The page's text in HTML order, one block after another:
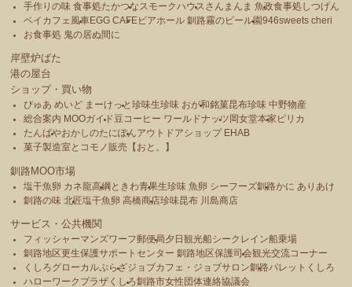
ントセール】------------------------------<<本格炭火焼「MOO岸壁炉ば
た」今シーズンの営業のご案内>>今シーズンは5月18日(金)～10月
31日(水)まで営業！(5月・6月／10月)17：00～21：00(7月・8月・9
月)17：00～22：00（特別営業時間）[昼営業]12:00 ～
16:00、 [夜営業]17:00 ～ 22:00【特別営業時間設
定日】7月22日(日)・29日(日)、 8月5日
(日)・12日(日)・19日(日)、 9月8日(土)・9
日(日)※ご予約は4月1日(日)から電話:0154-23-0600で受付いたして
おります。※ご予約当日に18：30(7月～9月は18：00)までご来場
いただける場合のみ 受付いたします。※一日にご予約いただけ
る人数には上限がございますので、ご了承ください。※お盆期間
やお祭り開催日など、ご予約不可日もございます。 詳しくはお
電話にてお問い合わせください。［お問い合わせ先 ： 釧路河畔開
手作りの味 食事処たかつな スモークハウス さんまんま 魚政食事処しつげん
ベイカフェ風車EGG CAFEビアホール 釧路霧のビール園946sweets cheri
お食事処 鬼の居ぬ間に
岸壁炉ばた
港の屋台
ショップ・買い物
ぴゅあ めいど まーけっと珍味生珍味 おが和銘菓昆布珍味 中野物産
総合案内 MOOガイド 豆コーヒー ワールドナッツ 岡女堂本家 ピリカ
たんばやおかしのたにぽんアウトドアショップ EHAB
菓子製造室とコモノ販売【おと。】
釧路MOO市場
塩干魚卵 カネ龍高綱 ときわ青果生珍味 魚卵 シーフーズ釧路かに ありあけ
釧路の味 北匠塩干魚卵 高橋商店珍味昆布 川島商店
サービス・公共機関
フィッシャーマンズワーフ郵便局夕日観光船シークレイン船乗場
釧路地区更生保護サポートセンター 釧路地区保護司会観光交流コーナー
くしろグローカルぷらざジョブカフェ・ジョブサロン釧路パレットくしろ
ハローワークプラザくしろ釧路市女性団体連絡協議会